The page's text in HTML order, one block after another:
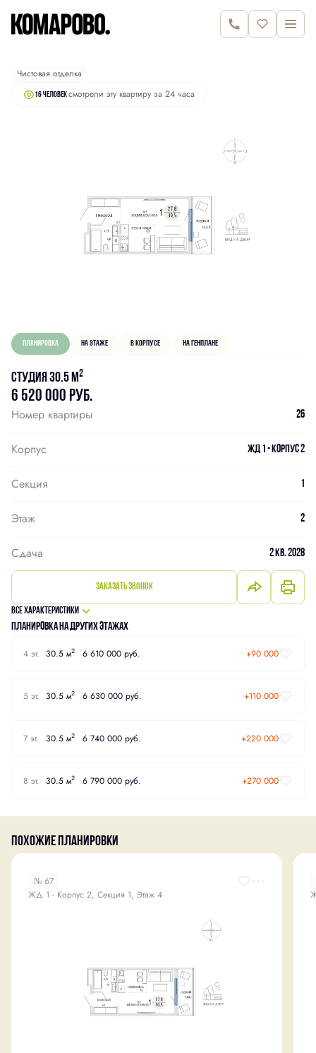
Студия30.5 м2 6 520 000 руб.
Чистовая отделка
16 человексмотрели эту квартиру за 24 часа
Планировка На этаже В корпусе На генплане
Студия 30.5 м2
6 520 000 руб.
Номер квартиры 26
Корпус ЖД 1 - Корпус 2
Секция 1
Этаж 2
Сдача 2 кв. 2028
Заказать звонок
Все характеристики
Планировка на других этажах
4 эт. 30.5 м2 6 610 000 руб. +90 000
5 эт. 30.5 м2 6 630 000 руб. +110 000
7 эт. 30.5 м2 6 740 000 руб. +220 000
8 эт. 30.5 м2 6 790 000 руб. +270 000
Похожие планировки
№ 67
ЖД 1 - Корпус 2, Секция 1, Этаж 4